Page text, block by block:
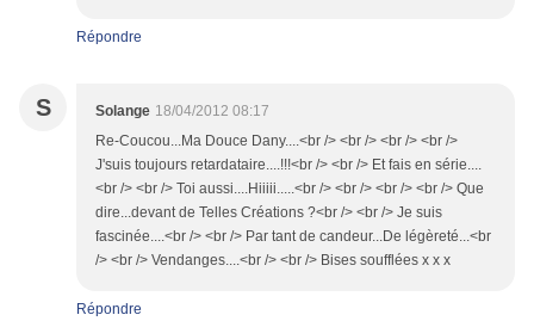
Répondre
S Solange 18/04/2012 08:17
Re-Coucou...Ma Douce Dany....<br /> <br /> <br /> <br />
J'suis toujours retardataire....!!!<br /> <br /> Et fais en série....
<br /> <br /> Toi aussi....Hiiiii.....<br /> <br /> <br /> <br /> Que
dire...devant de Telles Créations ?<br /> <br /> Je suis
fascinée....<br /> <br /> Par tant de candeur...De légèreté...<br
/> <br /> Vendanges....<br /> <br /> Bises soufflées x x x
Répondre